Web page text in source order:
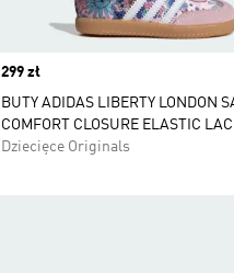
Price
299 zł
BUTY ADIDAS LIBERTY LONDON
COMFORT CLOSURE ELASTIC
Dziecięce Originals